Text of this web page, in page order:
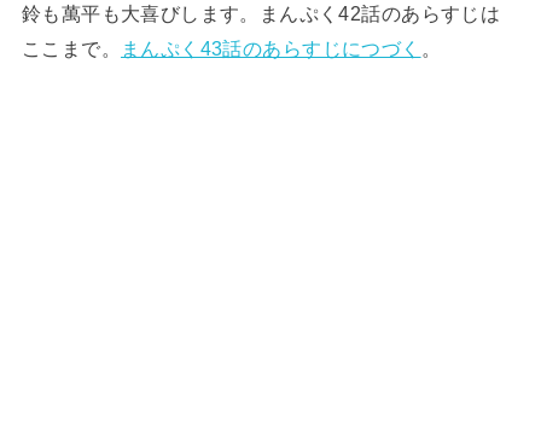
鈴も萬平も大喜びします。まんぷく42話のあらすじは
ここまで。
まんぷく43話のあらすじにつづく